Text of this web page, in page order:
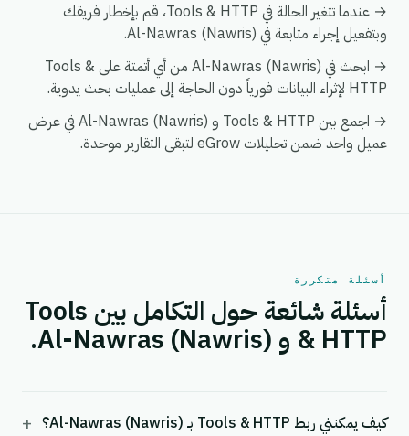
→ عندما تتغير الحالة في Tools & HTTP، قم بإخطار فريقك
وبتفعيل إجراء متابعة في Al-Nawras (Nawris).
→ ابحث في Al-Nawras (Nawris) من أي أتمتة على Tools &
HTTP لإثراء البيانات فورياً دون الحاجة إلى عمليات بحث يدوية.
→ اجمع بين Tools & HTTP و Al-Nawras (Nawris) في عرض
عميل واحد ضمن تحليلات eGrow لتبقى التقارير موحدة.
أسئلة متكررة
أسئلة شائعة حول التكامل بين Tools
& HTTP و Al-Nawras (Nawris).
كيف يمكنني ربط Tools & HTTP بـ Al-Nawras (Nawris)؟ +